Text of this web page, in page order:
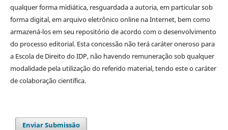
qualquer forma midiática, resguardada a autoria, em particular sob
forma digital, em arquivo eletrônico online na Internet, bem como
armazená-los em seu repositório de acordo com o desenvolvimento
do processo editorial. Esta concessão não terá caráter oneroso para
a Escola de Direito do IDP, não havendo remuneração sob qualquer
modalidade pela utilização do referido material, tendo este o caráter
de colaboração científica.
Enviar Submissão